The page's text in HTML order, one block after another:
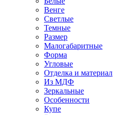
Венге
Светлые
Темные
Размер
Малогабаритные
Форма
Угловые
Отделка и материал
Из МДФ
Зеркальные
Особенности
Купе